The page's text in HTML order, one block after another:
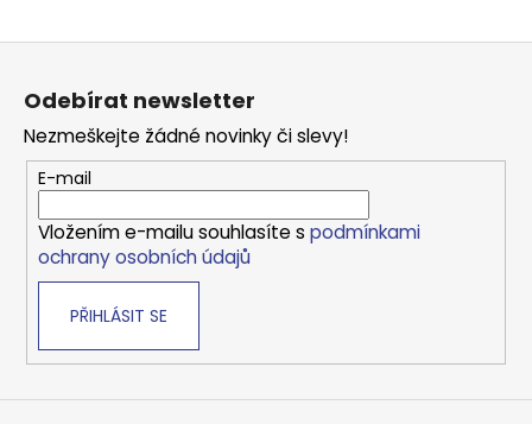
Odebírat newsletter
Nezmeškejte žádné novinky či slevy!
E-mail
Vložením e-mailu souhlasíte s podmínkami
ochrany osobních údajů
PŘIHLÁSIT SE